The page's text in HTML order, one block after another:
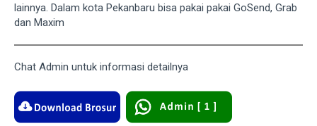
lainnya. Dalam kota Pekanbaru bisa pakai pakai GoSend, Grab
dan Maxim
Chat Admin untuk informasi detailnya